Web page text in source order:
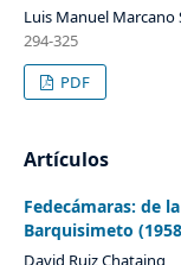
Luis Manuel Marcano
294-325
PDF
Artículos
Fedecámaras: de
Barquisimeto